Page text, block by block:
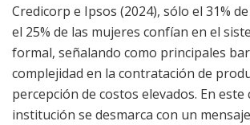
Credicorp e Ipsos (2024), sólo el 31%
el 25% de las mujeres confían en el
formal, señalando como principales
complejidad en la contratación de
percepción de costos elevados. En
institución se desmarca con un